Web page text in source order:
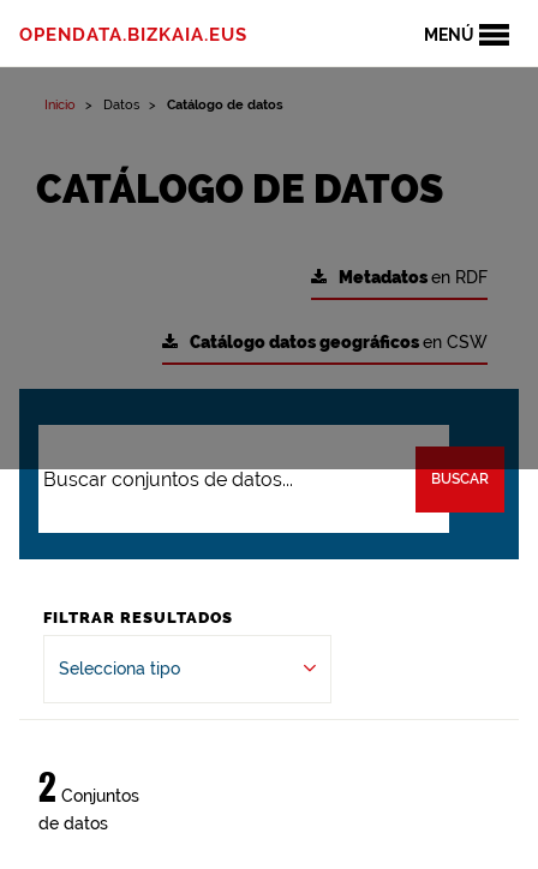
MENÚ
OPENDATA.BIZKAIA.EUS
Inicio Datos Catálogo de datos
CATÁLOGO DE DATOS
Metadatosen RDF
Catálogo datos geográficosen CSW
BUSCAR
FILTRAR RESULTADOS
Selecciona tipo
2 Conjuntos
de datos